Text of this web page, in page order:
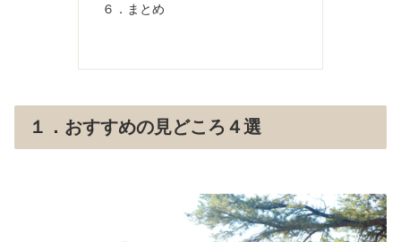
６．まとめ
１．おすすめの見どころ４選